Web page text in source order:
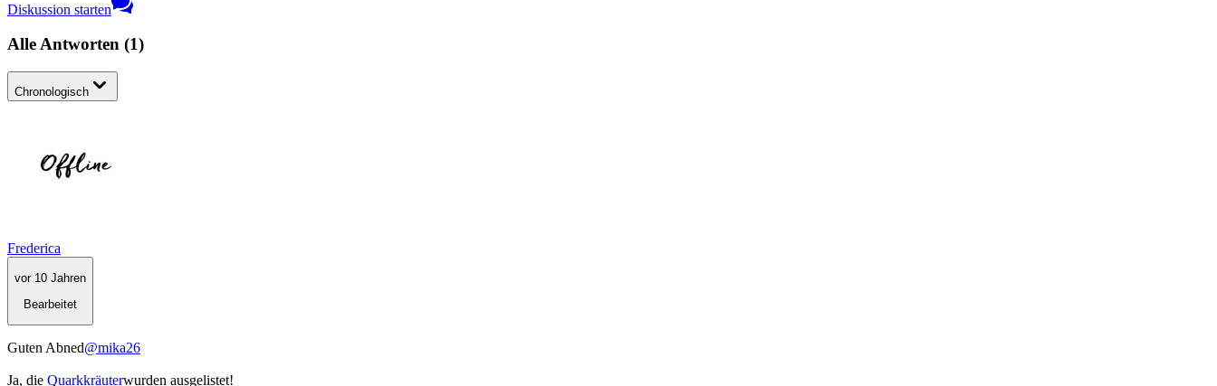
Diskussion starten
Alle Antworten (1)
Chronologisch
Frederica
vor 10 Jahren
Bearbeitet
Guten Abned@mika26
Ja, die Quarkkräuterwurden ausgelistet!